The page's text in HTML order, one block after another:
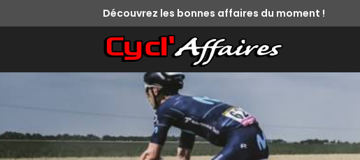
Découvrez les bonnes affaires du moment !